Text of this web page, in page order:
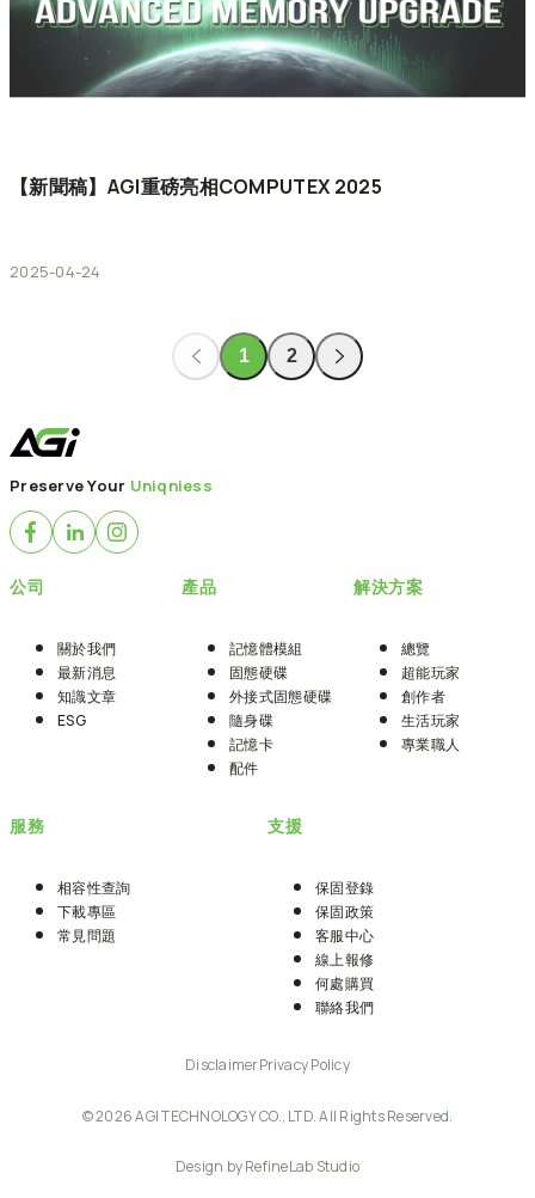
【新聞稿】AGI重磅亮相COMPUTEX 2025
2025-04-24
1 2
Preserve Your Uniqniess
公司
關於我們
最新消息
知識文章
ESG
產品
記憶體模組
固態硬碟
外接式固態硬碟
隨身碟
記憶卡
配件
解決方案
總覽
超能玩家
創作者
生活玩家
專業職人
服務
相容性查詢
下載專區
常見問題
支援
保固登錄
保固政策
客服中心
線上報修
何處購買
聯絡我們
DisclaimerPrivacy Policy
© 2026 AGI TECHNOLOGY CO., LTD. All Rights Reserved.
Design by RefineLab Studio